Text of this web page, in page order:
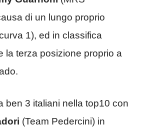
di un lungo proprio
1), ed in classifica
la terza posizione proprio a
ben 3 italiani nella top10 con
(Team Pedercini) in